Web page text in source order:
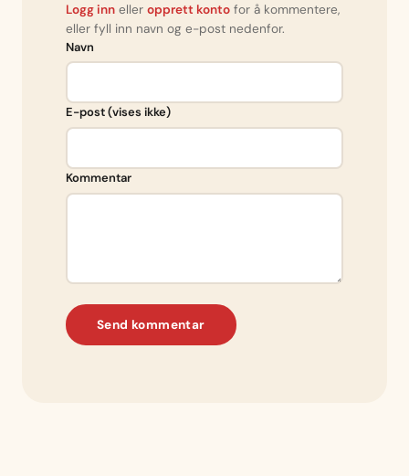
Logg inn eller opprett konto for å kommentere,
eller fyll inn navn og e-post nedenfor.
Kommentar
Navn
E-post (vises ikke)
Send kommentar